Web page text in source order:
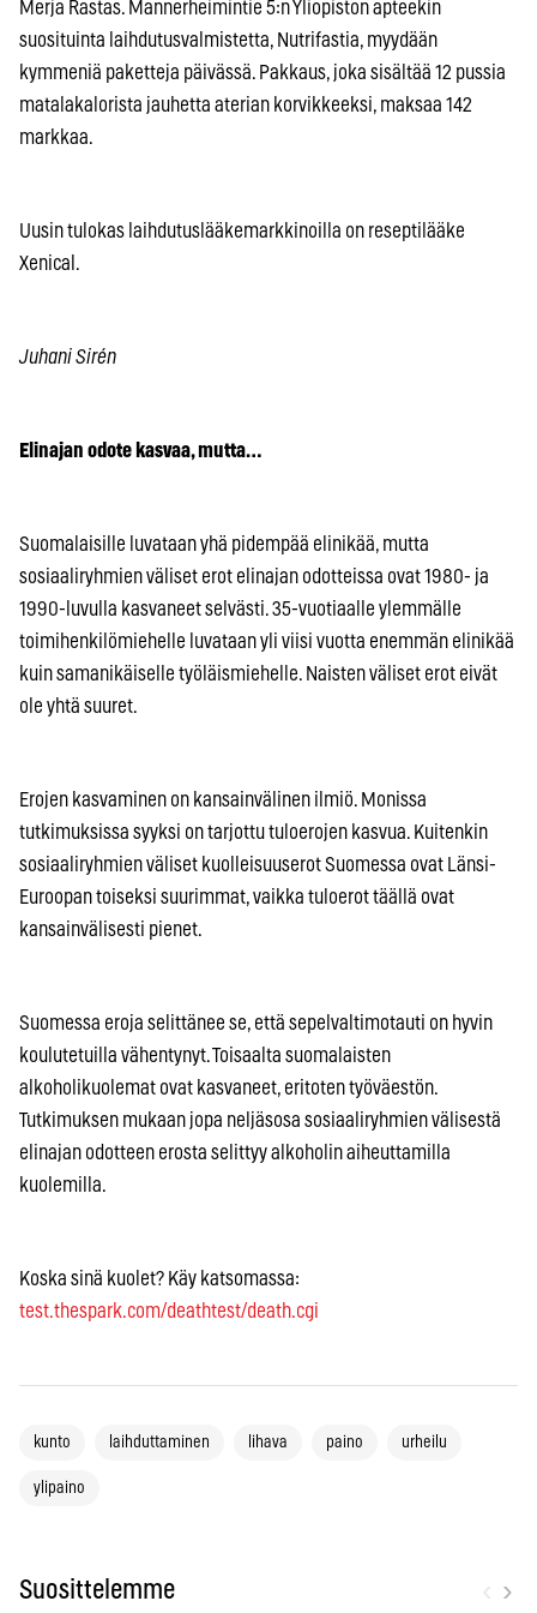
Merja Rastas. Mannerheimintie 5:n Yliopiston apteekin
suosituinta laihdutusvalmistetta, Nutrifastia, myydään
kymmeniä paketteja päivässä. Pakkaus, joka sisältää 12 pussia
matalakalorista jauhetta aterian korvikkeeksi, maksaa 142
markkaa.
Uusin tulokas laihdutuslääkemarkkinoilla on reseptilääke
Xenical.
Juhani Sirén
Elinajan odote kasvaa, mutta…
Suomalaisille luvataan yhä pidempää elinikää, mutta
sosiaaliryhmien väliset erot elinajan odotteissa ovat 1980- ja
1990-luvulla kasvaneet selvästi. 35-vuotiaalle ylemmälle
toimihenkilömiehelle luvataan yli viisi vuotta enemmän elinikää
kuin samanikäiselle työläismiehelle. Naisten väliset erot eivät
ole yhtä suuret.
Erojen kasvaminen on kansainvälinen ilmiö. Monissa
tutkimuksissa syyksi on tarjottu tuloerojen kasvua. Kuitenkin
sosiaaliryhmien väliset kuolleisuuserot Suomessa ovat Länsi-
Euroopan toiseksi suurimmat, vaikka tuloerot täällä ovat
kansainvälisesti pienet.
Suomessa eroja selittänee se, että sepelvaltimotauti on hyvin
koulutetuilla vähentynyt. Toisaalta suomalaisten
alkoholikuolemat ovat kasvaneet, eritoten työväestön.
Tutkimuksen mukaan jopa neljäsosa sosiaaliryhmien välisestä
elinajan odotteen erosta selittyy alkoholin aiheuttamilla
kuolemilla.
Koska sinä kuolet? Käy katsomassa:
test.thespark.com/deathtest/death.cgi
kunto laihduttaminen lihava paino urheilu
ylipaino
Suosittelemme ›